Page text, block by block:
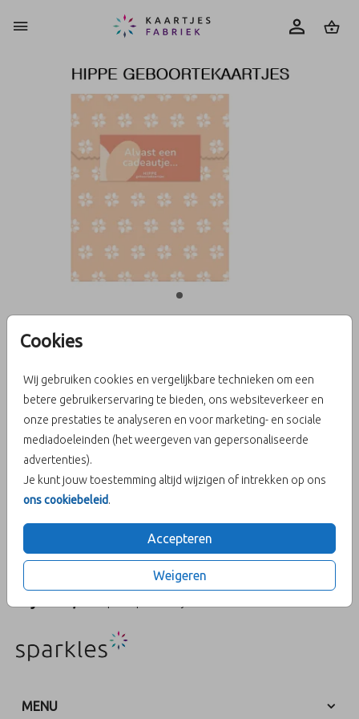
Cookies
Wij gebruiken cookies en vergelijkbare technieken om een
betere gebruikerservaring te bieden, ons websiteverkeer en
onze prestaties te analyseren en voor marketing- en sociale
mediadoeleinden (het weergeven van gepersonaliseerde
advertenties).
Je kunt jouw toestemming altijd wijzigen of intrekken op ons
ons cookiebeleid.
Accepteren
Weigeren
Aantal x 1 proefsetjes Prijs:€ 0,50
Bestel gemakkelijk een proefdruk voor € 0,50
OMSCHRIJVING
Minimagazine, cadeau sluitzegels -> Stalensets zijn optioneel bij
te bestellen door de klant
MENU